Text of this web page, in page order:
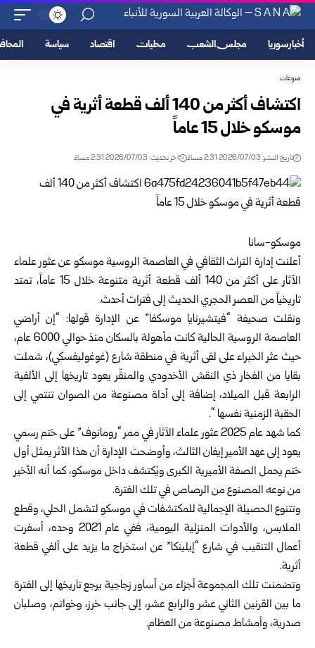
أخبار سوريا مجلس الشعب محليات اقتصاد سياسة
منوعات
اكتشاف أكثر من 140 ألف قطعة أثرية في
موسكو خلال 15 عاماً
تاريخ النشر: 2026/07/03 2:31 مساءً اخر تحديث: 2026/07/03 2:31 مساءً
موسكو-سانا
أعلنت إدارة التراث الثقافي في العاصمة الروسيةموسكو عن عثور علماء
الآثار على أكثر من 140 ألف قطعة أثرية متنوعة خلال 15 عاماً، تمتد
تاريخياً من العصر الحجري الحديث إلى فترات أحدث.
ونقلت صحيفة “فيتشيرنايا موسكفا” عن الإدارة قولها: “إن أراضي
العاصمة الروسية الحالية كانت مأهولة بالسكان منذ حوالي 6000 عام،
حيث عثر الخبراء على لقى أثرية في منطقة شارع (غوغوليفسكي)، شملت
بقايا من الفخار ذي النقش الأخدودي والمنقّر يعود تاريخها إلى الألفية
الرابعة قبل الميلاد، إضافة إلى أداة مصنوعة من الصوان تنتمي إلى
الحقبة الزمنية نفسها “.
كما شهد عام 2025 عثور علماء الآثار في ممر “رومانوف” على ختم رسمي
يعود إلى عهد الأمير إيفان الثالث، وأوضحت الإدارة أن هذا الأثر يمثل أول
ختم يحمل الصفة الأميرية الكبرى ويُكتشف داخل موسكو، كما أنه الأخير
من نوعه المصنوع من الرصاص في تلك الفترة.
وتتنوع الحصيلة الإجمالية للمكتشفات في موسكو لتشمل الحلي، وقطع
الملابس، والأدوات المنزلية اليومية، ففي عام 2021 وحده، أسفرت
أعمال التنقيب في شارع “إيلينكا” عن استخراج ما يزيد على ألفي قطعة
أثرية.
وتضمنت تلك المجموعة أجزاء من أساور زجاجية يرجع تاريخها إلى الفترة
ما بين القرنين الثاني عشر والرابع عشر، إلى جانب خرز، وخواتم، وصلبان
صدرية، وأمشاط مصنوعة من العظام.